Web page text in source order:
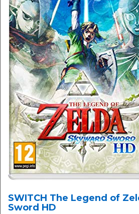
SWITCH The Legend of
Sword HD